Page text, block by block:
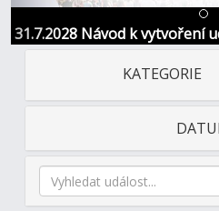
31.7.2028 Návod k vytvoření
kontakt
KATEGORIE